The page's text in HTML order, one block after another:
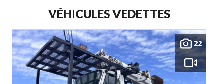
VÉHICULES VEDETTES
22